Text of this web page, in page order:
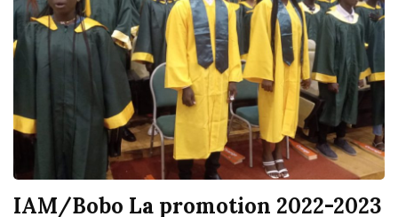
IAM/Bobo La promotion 2022-2023